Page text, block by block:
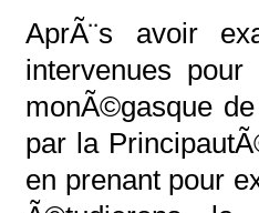
AprÃ¨s avoir
intervenues
monÃ©gasque
par la
en prenant pour